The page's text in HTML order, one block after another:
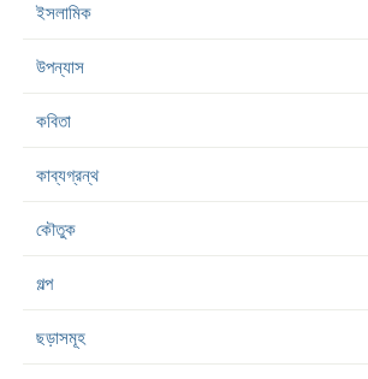
ইসলামিক
উপন্যাস
কবিতা
কাব্যগ্রন্থ
কৌতুক
গল্প
ছড়াসমূহ